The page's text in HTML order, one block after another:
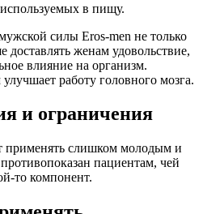
в пищу.
силы Eros-men не только
женам удовольствие,
влияние на организм.
работу головного мозга.
и ограничения
применять слишком молодым и
пациентам, чей
то компонент.